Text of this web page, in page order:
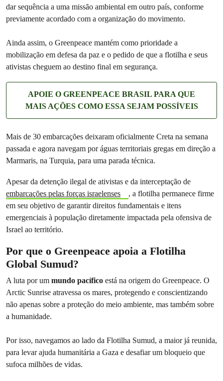
dar sequência a uma missão ambiental em outro país, conforme
previamente acordado com a organização do movimento.
Ainda assim, o Greenpeace mantém como prioridade a
mobilização em defesa da paz e o pedido de que a flotilha e seus
ativistas cheguem ao destino final em segurança.
APOIE O GREENPEACE BRASIL PARA QUE
MAIS AÇÕES COMO ESSA SEJAM POSSÍVEIS
Mais de 30 embarcações deixaram oficialmente Creta na semana
passada e agora navegam por águas territoriais gregas em direção a
Marmaris, na Turquia, para uma parada técnica.
Apesar da detenção ilegal de ativistas e da interceptação de
embarcações pelas forças israelenses
, a flotilha permanece firme
em seu objetivo de garantir direitos fundamentais e itens
emergenciais à população diretamente impactada pela ofensiva de
Israel ao território.
Por que o Greenpeace apoia a Flotilha
Global Sumud?
A luta por um mundo pacífico está na origem do Greenpeace. O
Arctic Sunrise atravessa os mares, protegendo e conscientizando
não apenas sobre a proteção do meio ambiente, mas também sobre
a humanidade.
Por isso, navegamos ao lado da Flotilha Sumud, a maior já reunida,
para levar ajuda humanitária a Gaza e desafiar um bloqueio que
sufoca milhões de vidas.